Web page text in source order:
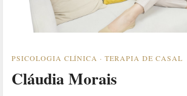
PSICOLOGIA CLÍNICA · TERAPIA DE CASAL
Cláudia Morais